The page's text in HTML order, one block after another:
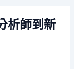
析師到新